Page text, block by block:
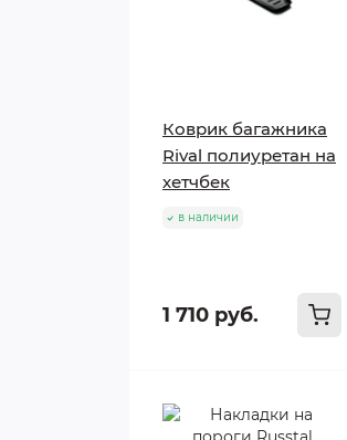
Коврик багажника
Rival полиуретан на
хетчбек
в наличии
1 710 руб.